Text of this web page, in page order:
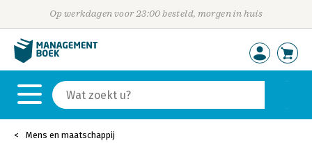
Op werkdagen voor 23:00 besteld, morgen in huis
Mens en maatschappij